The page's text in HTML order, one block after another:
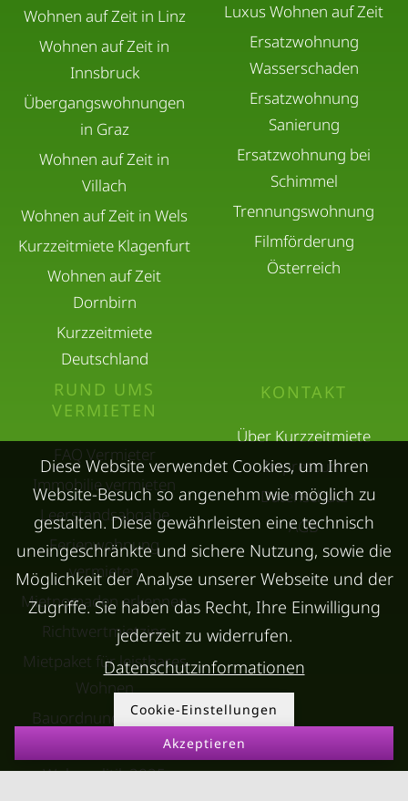
Wohnen auf Zeit in Linz
Wohnen auf Zeit in
Innsbruck
Übergangswohnungen
in Graz
Wohnen auf Zeit in
Villach
Wohnen auf Zeit in Wels
Kurzzeitmiete Klagenfurt
Wohnen auf Zeit
Dornbirn
Kurzzeitmiete
Deutschland
Luxus Wohnen auf Zeit
Ersatzwohnung
Wasserschaden
Ersatzwohnung
Sanierung
Ersatzwohnung bei
Schimmel
Trennungswohnung
Filmförderung
Österreich
RUND UMS
VERMIETEN
FAQ Vermieter
Immobilie vermieten
Leerstandsabgabe
Ferienwohnung
vermieten
Mietnomaden erkennen
Richtwertmietzins
Mietpaket für leistbares
Wohnen
Bauordnungsnovelle
Wohnpolitik 2025
KONTAKT
Über Kurzzeitmiete
Impressum
Datenschutz
AGB
Diese Website verwendet Cookies, um Ihren
Website-Besuch so angenehm wie möglich zu
gestalten. Diese gewährleisten eine technisch
uneingeschränkte und sichere Nutzung, sowie die
Möglichkeit der Analyse unserer Webseite und der
Zugriffe. Sie haben das Recht, Ihre Einwilligung
jederzeit zu widerrufen.
Datenschutzinformationen
Cookie-Einstellungen
Akzeptieren